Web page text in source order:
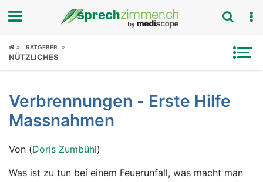
Fokus
Symptome
RATGEBER
NÜTZLICHES
Verbrennungen - Erste Hilfe
Massnahmen
Von (Doris Zumbühl)
Was ist zu tun bei einem Feuerunfall, was macht man